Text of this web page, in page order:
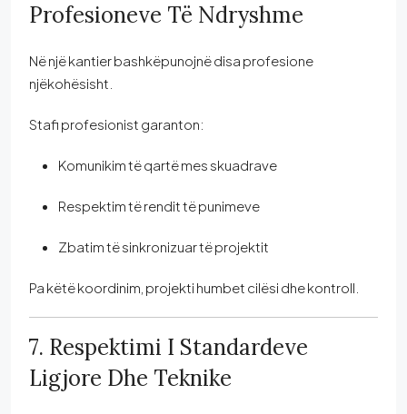
Profesioneve Të Ndryshme
Në një kantier bashkëpunojnë disa profesione
njëkohësisht.
Stafi profesionist garanton:
Komunikim të qartë mes skuadrave
Respektim të rendit të punimeve
Zbatim të sinkronizuar të projektit
Pa këtë koordinim, projekti humbet cilësi dhe kontroll.
7. Respektimi I Standardeve
Ligjore Dhe Teknike